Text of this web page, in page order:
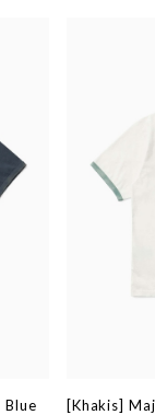
Blue
[Khakis]